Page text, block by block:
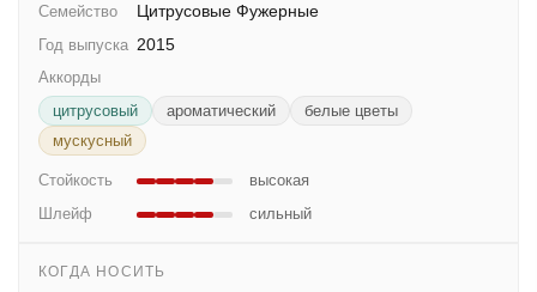
Семейство Цитрусовые Фужерные
Год выпуска 2015
Аккорды
цитрусовый
ароматический
белые цветы
мускусный
Стойкость
высокая
Шлейф
сильный
КОГДА НОСИТЬ